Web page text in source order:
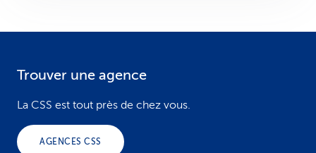
Trouver une agence
La CSS est tout près de chez vous.
AGENCES CSS